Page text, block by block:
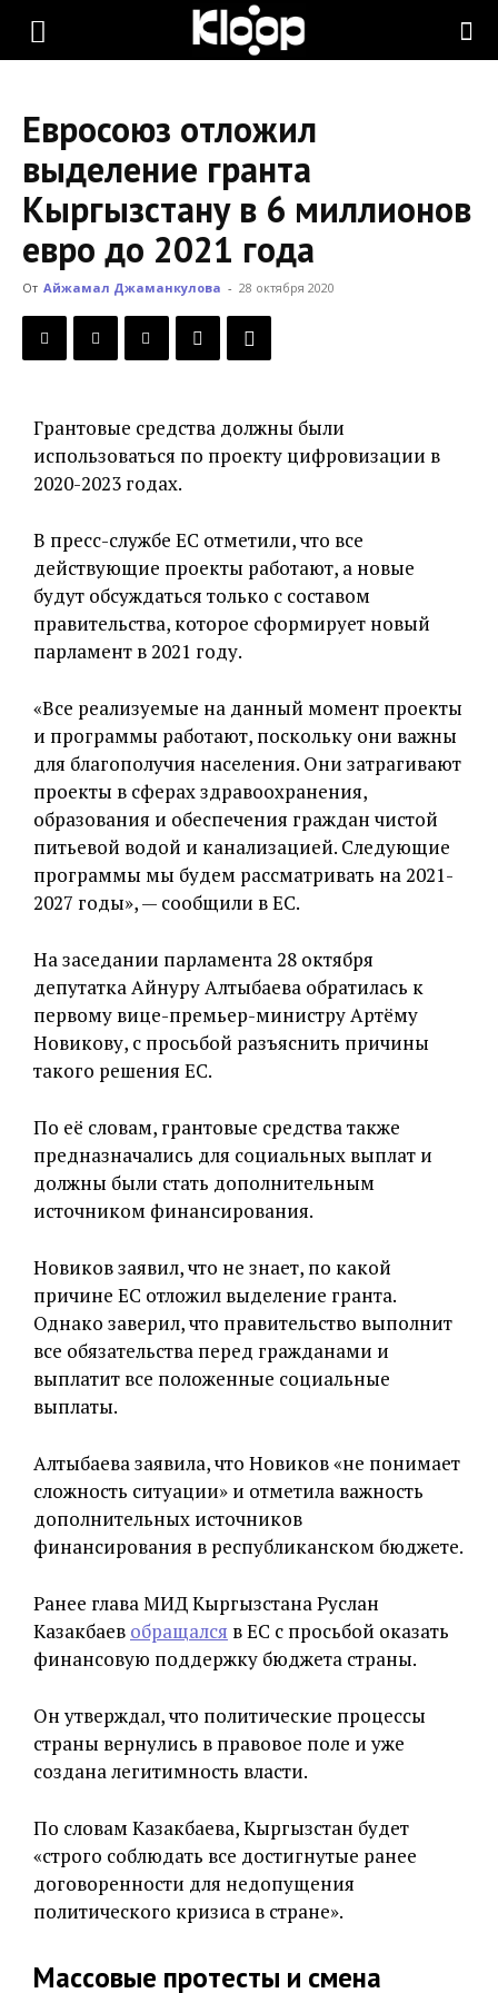
KLOOP.KG
Новости
Кыргызстана
Евросоюз отложил
выделение гранта
Кыргызстану в 6 миллионов
евро до 2021 года
От Айжамал Джаманкулова - 28 октября 2020
Грантовые средства должны были
использоваться по проекту цифровизации в
2020-2023 годах.
В пресс-службе ЕС отметили, что все
действующие проекты работают, а новые
будут обсуждаться только с составом
правительства, которое сформирует новый
парламент в 2021 году.
«Все реализуемые на данный момент проекты
и программы работают, поскольку они важны
для благополучия населения. Они затрагивают
проекты в сферах здравоохранения,
образования и обеспечения граждан чистой
питьевой водой и канализацией. Следующие
программы мы будем рассматривать на 2021-
2027 годы», — сообщили в ЕС.
На заседании парламента 28 октября
депутатка Айнуру Алтыбаева обратилась к
первому вице-премьер-министру Артёму
Новикову, с просьбой разъяснить причины
такого решения ЕС.
По её словам, грантовые средства также
предназначались для социальных выплат и
должны были стать дополнительным
источником финансирования.
Новиков заявил, что не знает, по какой
причине ЕС отложил выделение гранта.
Однако заверил, что правительство выполнит
все обязательства перед гражданами и
выплатит все положенные социальные
выплаты.
Алтыбаева заявила, что Новиков «не понимает
сложность ситуации» и отметила важность
дополнительных источников
финансирования в республиканском бюджете.
Ранее глава МИД Кыргызстана Руслан
Казакбаев обращался в ЕС с просьбой оказать
финансовую поддержку бюджета страны.
Он утверждал, что политические процессы
страны вернулись в правовое поле и уже
создана легитимность власти.
По словам Казакбаева, Кыргызстан будет
«строго соблюдать все достигнутые ранее
договоренности для недопущения
политического кризиса в стране».
Массовые протесты и смена